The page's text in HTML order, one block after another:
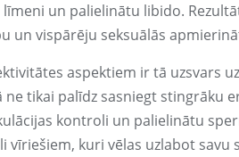
un palielinātu libido.
un vispārēju seksuālās
aspektiem ir tā uzsvars
ne tikai palīdz sasniegt stingrāku
kontroli un palielinātu
kuri vēlas uzlabot savu